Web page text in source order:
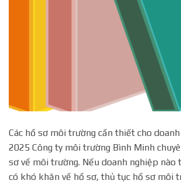
Các hồ sơ môi trường cần thiết cho
2025 Công ty môi trường Bình Minh
sơ về môi trường. Nếu doanh nghiệp nào
có khó khăn về hồ sơ, thủ tục hồ sơ môi